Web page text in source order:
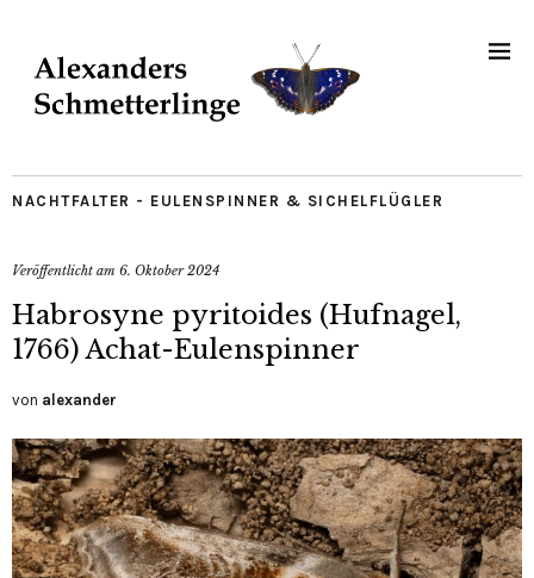
NACHTFALTER - EULENSPINNER & SICHELFLÜGLER
Veröffentlicht am 6. Oktober 2024
Habrosyne pyritoides (Hufnagel,
1766) Achat-Eulenspinner
von alexander